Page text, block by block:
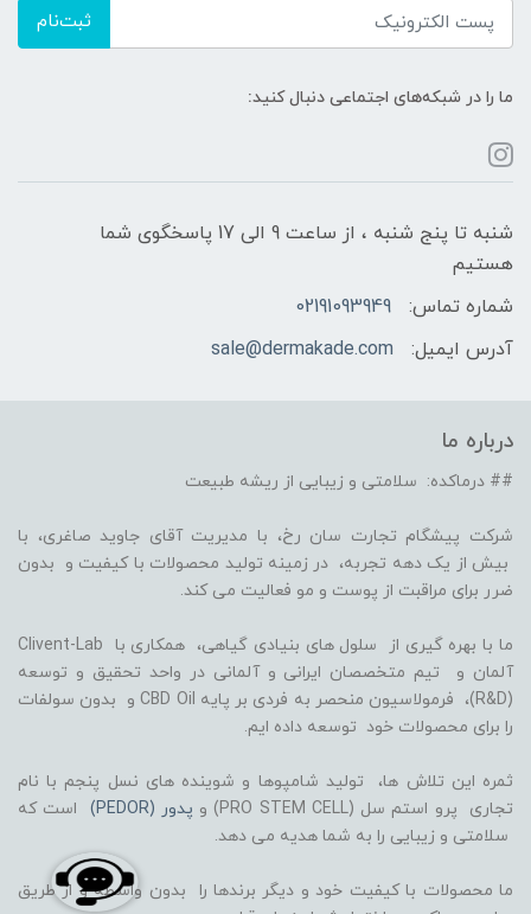
ثبت‌نام
ما را در شبکه‌های اجتماعی دنبال کنید:
شنبه تا پنج شنبه ، از ساعت 9 الی 17 پاسخگوی شما
هستیم
شماره تماس:
02191093949
آدرس ایمیل:
sale@dermakade.com
درباره ما
## درماکده: سلامتی و زیبایی از ریشه طبیعت
شرکت پیشگام تجارت سان رخ، با مدیریت آقای جاوید صاغری، با
بیش از یک دهه تجربه، در زمینه تولید محصولات با کیفیت و بدون
ضرر برای مراقبت از پوست و مو فعالیت می کند.
ما با بهره گیری از سلول های بنیادی گیاهی، همکاری با Clivent-Lab
آلمان و تیم متخصصان ایرانی و آلمانی در واحد تحقیق و توسعه
(R&D)، فرمولاسیون منحصر به فردی بر پایه CBD Oil و بدون سولفات
را برای محصولات خود توسعه داده ایم.
ثمره این تلاش ها، تولید شامپوها و شوینده های نسل پنجم با نام
تجاری پرو استم سل (PRO STEM CELL) و
پدور (PEDOR)
است که
سلامتی و زیبایی را به شما هدیه می دهد.
ما محصولات با کیفیت خود و دیگر برندها را بدون واسطه و از طریق